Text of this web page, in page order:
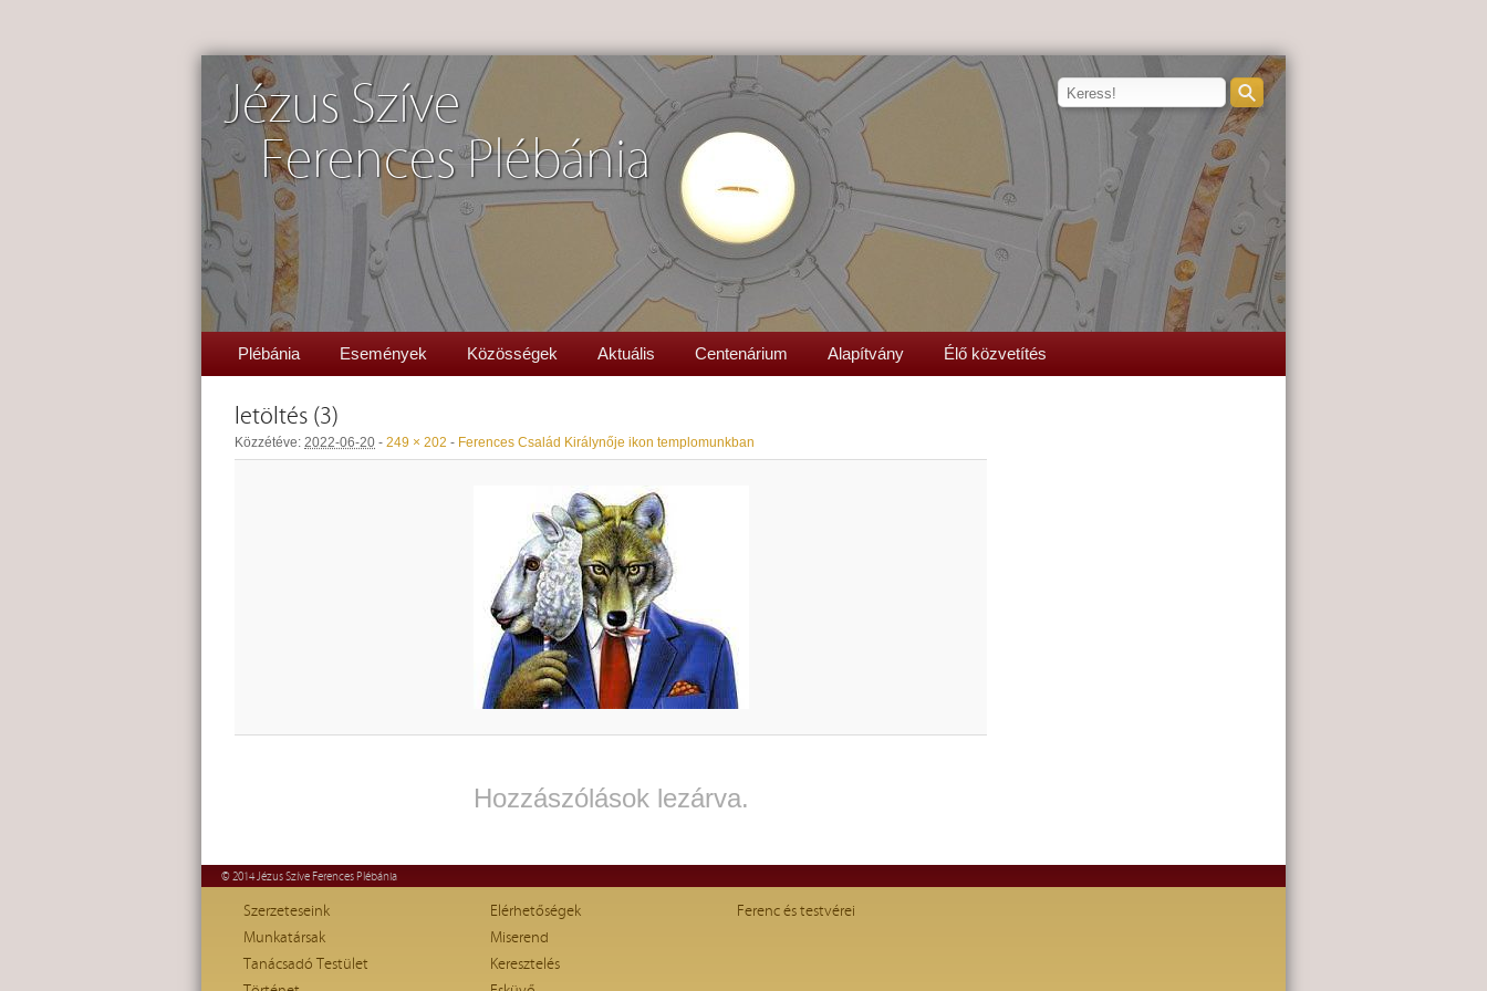
Jézus Szíve
Ferences Plébánia
Plébánia Események Közösségek Aktuális Centenárium Alapítvány Élő közvetítés
letöltés (3)
Közzétéve: 2022-06-20 - 249 × 202 - Ferences Család Királynője ikon templomunkban
Hozzászólások lezárva.
© 2014 Jézus Szíve Ferences Plébánia
Szerzeteseink
Munkatársak
Tanácsadó Testület
Elérhetőségek
Miserend
Keresztelés
Ferenc és testvérei